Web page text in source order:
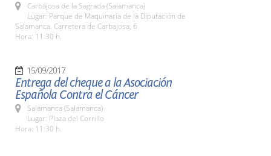
Carbajosa de la Sagrada (Salamanca)
Lugar: Parque de Maquinaria de la Diputación de
Salamanca. Carretera de Carbajosa, 6
Hora: 11:30 h.
15/09/2017
Entrega del cheque a la Asociación
Española Contra el Cáncer
Salamanca (Salamanca)
Lugar: Plaza del Corrillo
Hora: 11:30 h.